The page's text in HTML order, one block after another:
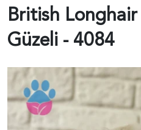
British Longhair
Güzeli - 4084